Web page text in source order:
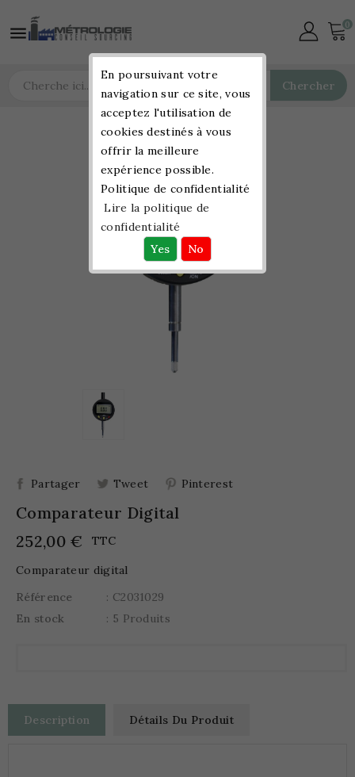
 0
Chercher
Partager Tweet Pinterest
Comparateur Digital
252,00 €
TTC
Comparateur digital
Référence
: C2031029
En stock
: 5 Produits
Description Détails Du Produit
En poursuivant votre
navigation sur ce site, vous
acceptez l'utilisation de
cookies destinés à vous
offrir la meilleure
expérience possible.
Politique de confidentialité
Lire la politique de
confidentialité